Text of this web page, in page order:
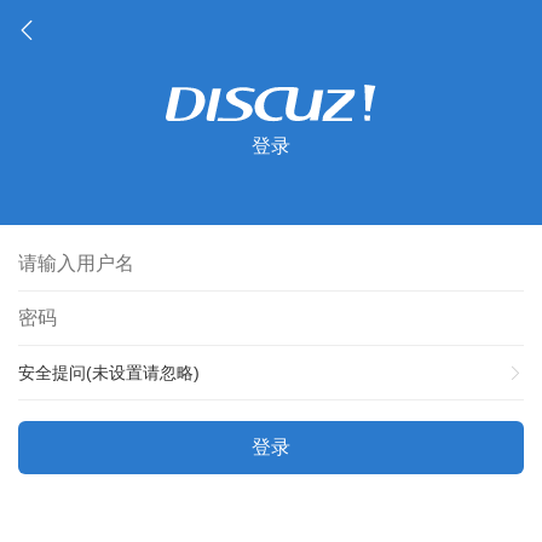
登录
安全提问(未设置请忽略)
登录